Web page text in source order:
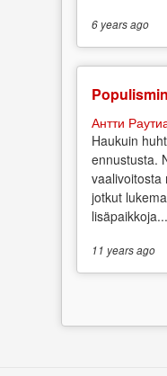
6 yearsago
Антти
Haukuin
ennustusta.
vaalivoitosta
jotkut
11 yearsago